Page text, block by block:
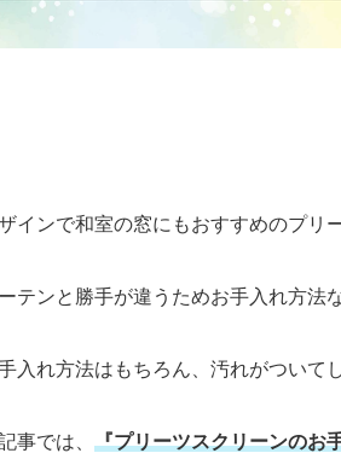
インで和室の窓にもおすすめのプリ
テンと勝手が違うためお手入れ方法
入れ方法はもちろん、汚れがついて
事では、 『プリーツスクリーンのお